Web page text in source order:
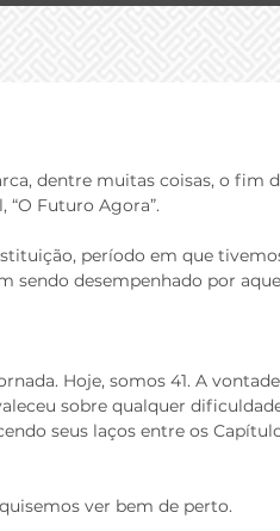
dentre muitas coisas, o fim
“O Futuro Agora”.
período em que
sendo desempenhado por
Hoje, somos 41. A
sobre qualquer
seus laços entre os
ver bem de perto.